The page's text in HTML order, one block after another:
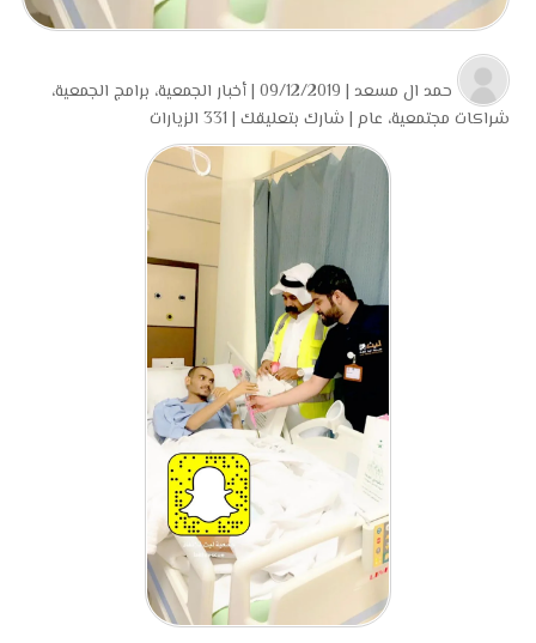
حمد ال مسعد | 09/12/2019 | أخبار الجمعية، برامج الجمعية،
شراكات مجتمعية، عام | شارك بتعليقك | 331 الزيارات